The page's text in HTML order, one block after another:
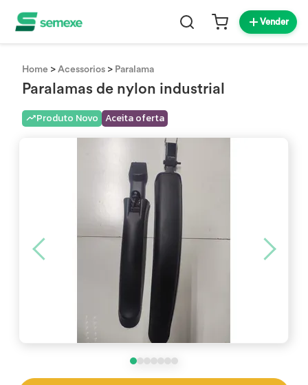
Vender
Home >Acessorios > Paralama
Paralamas de nylon industrial
Produto Novo Aceita oferta